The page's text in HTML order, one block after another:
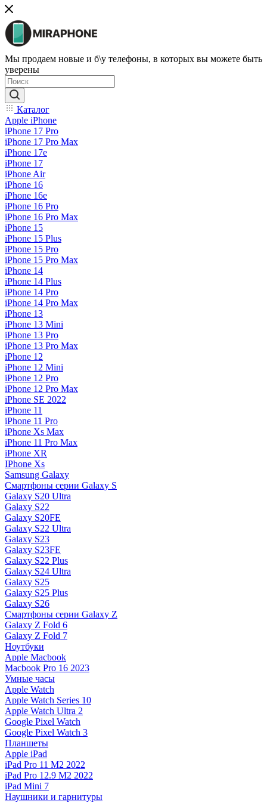
Мы продаем новые и б\у телефоны, в которых вы можете быть
уверены
Каталог
Apple iPhone
iPhone 17 Pro
iPhone 17 Pro Max
iPhone 17e
iPhone 17
iPhone Air
iPhone 16
iPhone 16e
iPhone 16 Pro
iPhone 16 Pro Max
iPhone 15
iPhone 15 Plus
iPhone 15 Pro
iPhone 15 Pro Max
iPhone 14
iPhone 14 Plus
iPhone 14 Pro
iPhone 14 Pro Max
iPhone 13
iPhone 13 Mini
iPhone 13 Pro
iPhone 13 Pro Max
iPhone 12
iPhone 12 Mini
iPhone 12 Pro
iPhone 12 Pro Max
iPhone SE 2022
iPhone 11
iPhone 11 Pro
iPhone Xs Max
iPhone 11 Pro Max
iPhone XR
IPhone Xs
Samsung Galaxy
Смартфоны серии Galaxy S
Galaxy S20 Ultra
Galaxy S22
Galaxy S20FE
Galaxy S22 Ultra
Galaxy S23
Galaxy S23FE
Galaxy S22 Plus
Galaxy S24 Ultra
Galaxy S25
Galaxy S25 Plus
Galaxy S26
Смартфоны серии Galaxy Z
Galaxy Z Fold 6
Galaxy Z Fold 7
Ноутбуки
Apple Macbook
Macbook Pro 16 2023
Умные часы
Apple Watch
Apple Watch Series 10
Apple Watch Ultra 2
Google Pixel Watch
Google Pixel Watch 3
Планшеты
Apple iPad
iPad Pro 11 M2 2022
iPad Pro 12.9 M2 2022
iPad Mini 7
Наушники и гарнитуры